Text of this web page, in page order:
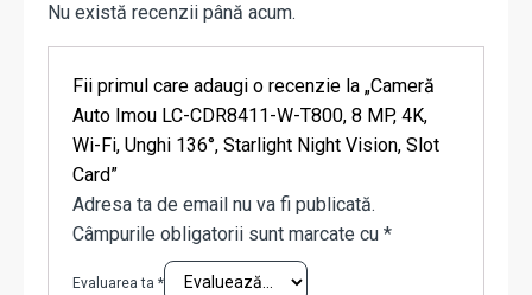
Nu există recenzii până acum.
Fii primul care adaugi o recenzie la „Cameră
Auto Imou LC-CDR8411-W-T800, 8 MP, 4K,
Wi-Fi, Unghi 136°, Starlight Night Vision, Slot
Card”
Adresa ta de email nu va fi publicată.
Câmpurile obligatorii sunt marcate cu *
Evaluarea ta *